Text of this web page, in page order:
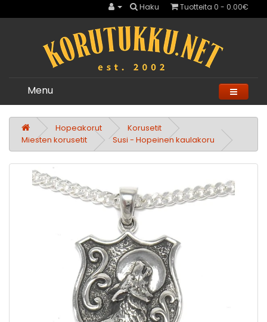
Haku Tuotteita 0 - 0.00€
Menu
Hopeakorut
Korusetit
Miesten korusetit
Susi - Hopeinen kaulakoru